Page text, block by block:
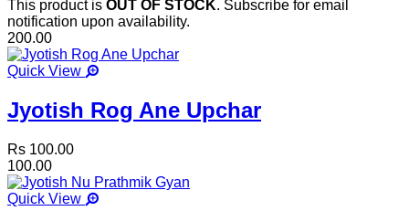
This product is OUT OF STOCK. Subscribe for email
notification upon availability.
200.00
Quick View
Jyotish Rog Ane Upchar
Rs 100.00
100.00
Quick View